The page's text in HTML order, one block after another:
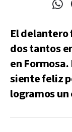
El
dos tantos
en Formosa.
siente feliz
logramos un